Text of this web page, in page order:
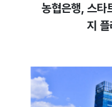
농협은행, 스타
지